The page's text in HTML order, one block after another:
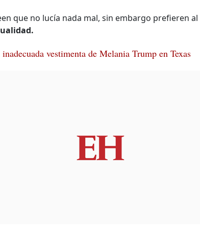
que no lucía nada mal, sin embargo prefieren al
vestimenta de Melania Trump en Texas